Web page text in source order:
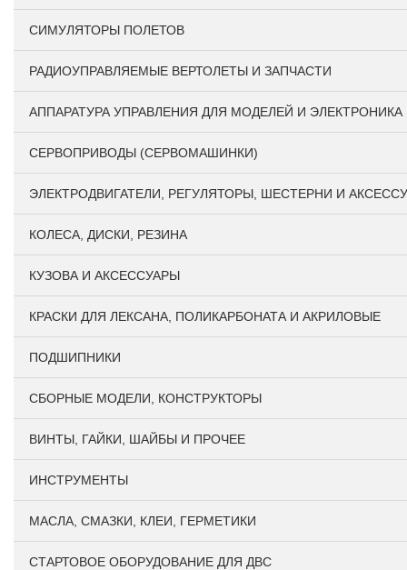
СИМУЛЯТОРЫ ПОЛЕТОВ
РАДИОУПРАВЛЯЕМЫЕ ВЕРТОЛЕТЫ И ЗАПЧАСТИ
АППАРАТУРА УПРАВЛЕНИЯ ДЛЯ МОДЕЛЕЙ И ЭЛЕКТРОНИКА
СЕРВОПРИВОДЫ (СЕРВОМАШИНКИ)
ЭЛЕКТРОДВИГАТЕЛИ, РЕГУЛЯТОРЫ, ШЕСТЕРНИ И
КОЛЕСА, ДИСКИ, РЕЗИНА
КУЗОВА И АКСЕССУАРЫ
КРАСКИ ДЛЯ ЛЕКСАНА, ПОЛИКАРБОНАТА И АКРИЛОВЫЕ
ПОДШИПНИКИ
CБОРНЫЕ МОДЕЛИ, КОНСТРУКТОРЫ
ВИНТЫ, ГАЙКИ, ШАЙБЫ И ПРОЧЕЕ
ИНСТРУМЕНТЫ
МАСЛА, СМАЗКИ, КЛЕИ, ГЕРМЕТИКИ
СТАРТОВОЕ ОБОРУДОВАНИЕ ДЛЯ ДВС